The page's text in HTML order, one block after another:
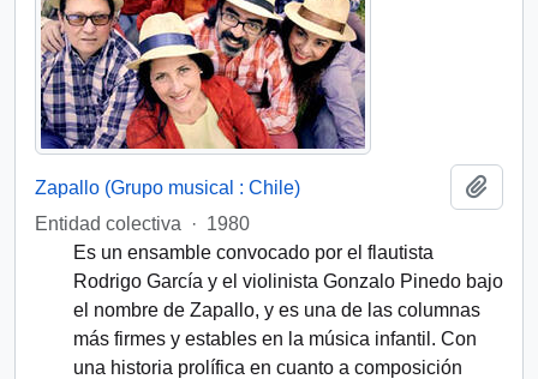
Zapallo (Grupo musical : Chile)
Entidad colectiva
· 1980
Es un ensamble convocado por el flautista
Rodrigo García y el violinista Gonzalo Pinedo bajo
el nombre de Zapallo, y es una de las columnas
más firmes y estables en la música infantil. Con
una historia prolífica en cuanto a composición